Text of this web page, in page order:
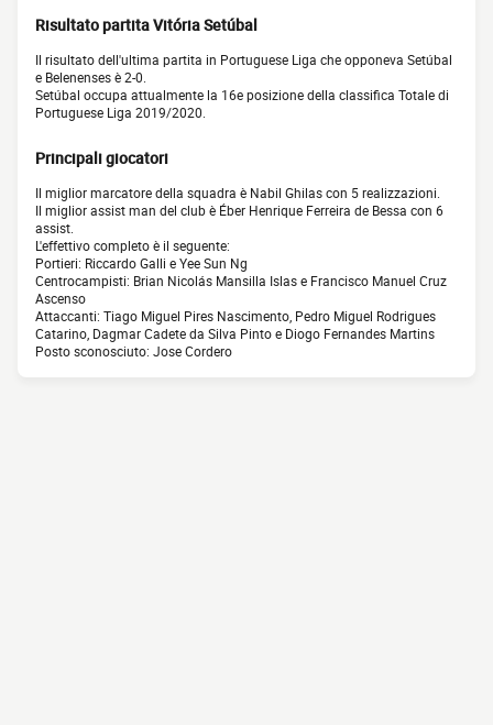
Risultato partita Vitória Setúbal
Il risultato dell'ultima partita in Portuguese Liga che opponeva Setúbal
e Belenenses è 2-0.
Setúbal occupa attualmente la 16e posizione della classifica Totale di
Portuguese Liga 2019/2020.
Principali giocatori
Il miglior marcatore della squadra è Nabil Ghilas con 5 realizzazioni.
Il miglior assist man del club è Éber Henrique Ferreira de Bessa con 6
assist.
L'effettivo completo è il seguente:
Portieri: Riccardo Galli e Yee Sun Ng
Centrocampisti: Brian Nicolás Mansilla Islas e Francisco Manuel Cruz
Ascenso
Attaccanti: Tiago Miguel Pires Nascimento, Pedro Miguel Rodrigues
Catarino, Dagmar Cadete da Silva Pinto e Diogo Fernandes Martins
Posto sconosciuto: Jose Cordero